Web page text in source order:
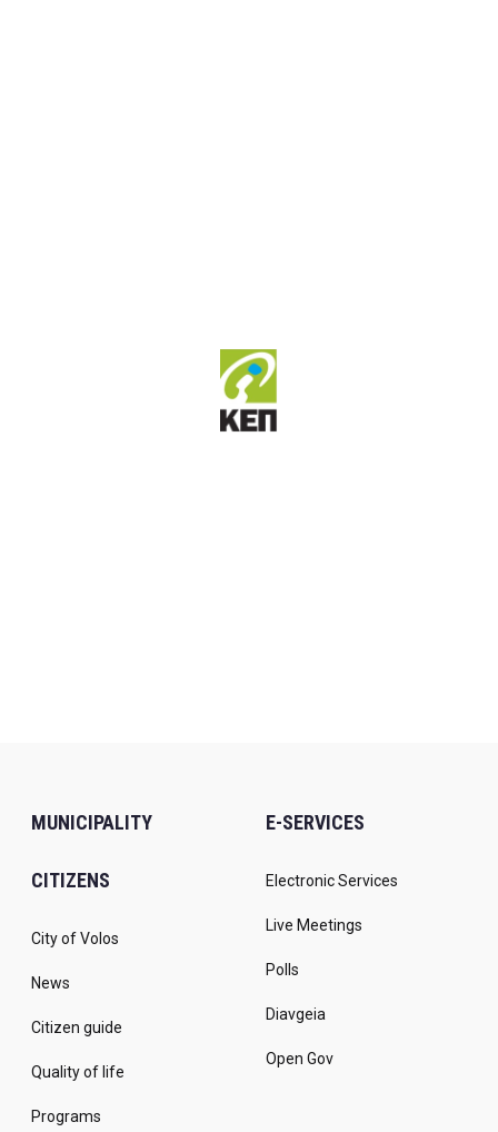
MUNICIPALITY
CITIZENS
City of Volos
News
Citizen guide
Quality of life
Programs
E-SERVICES
Electronic Services
Live Meetings
Polls
Diavgeia
Open Gov